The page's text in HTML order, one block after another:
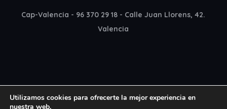
Cap-Valencia - 96 370 29 18 - Calle Juan Llorens, 42.
Valencia
Utilizamos cookies para ofrecerte la mejor experiencia en
nuestra web.